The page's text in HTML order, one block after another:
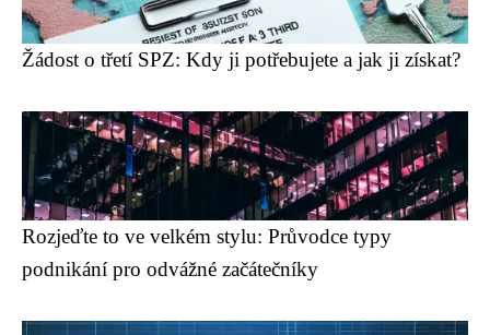
Žádost o třetí SPZ: Kdy ji potřebujete a jak ji získat?
Rozjeďte to ve velkém stylu: Průvodce typy
podnikání pro odvážné začátečníky